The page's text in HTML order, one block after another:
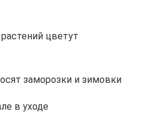
цветут
заморозки и зимовки
в уходе